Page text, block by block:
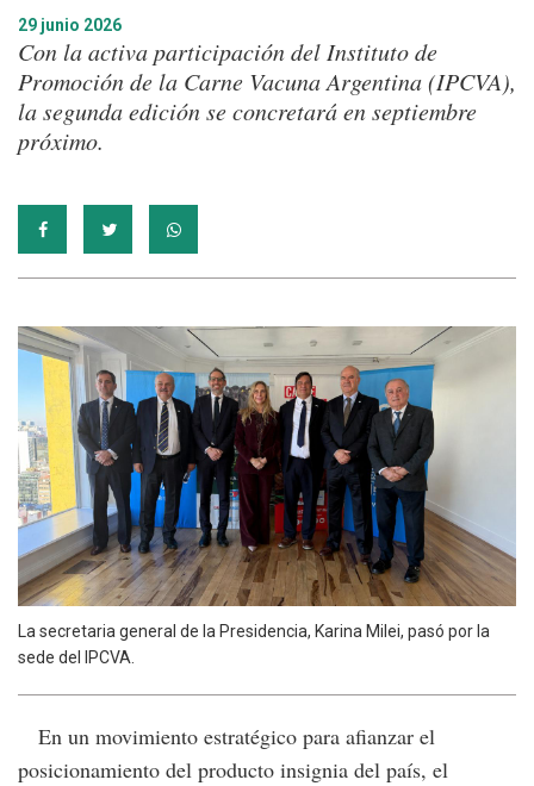
29 junio 2026
Con la activa participación del Instituto de
Promoción de la Carne Vacuna Argentina (IPCVA),
la segunda edición se concretará en septiembre
próximo.
La secretaria general de la Presidencia, Karina Milei, pasó por la
sede del IPCVA.
En un movimiento estratégico para afianzar el
posicionamiento del producto insignia del país, el